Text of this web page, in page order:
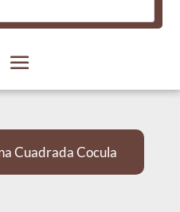
Cuadrada Cocula